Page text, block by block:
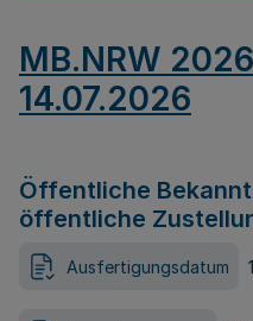
MB.NRW
14.07.2026
Öffentliche
öffentliche
Ausfertigungsdatum